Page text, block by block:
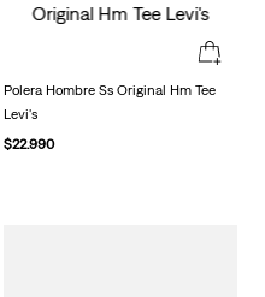
Polera Hombre Ss Original Hm Tee
Levi's
$22.990